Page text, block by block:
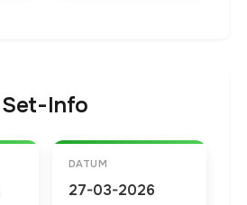
Set-Info
DATUM
27-03-2026